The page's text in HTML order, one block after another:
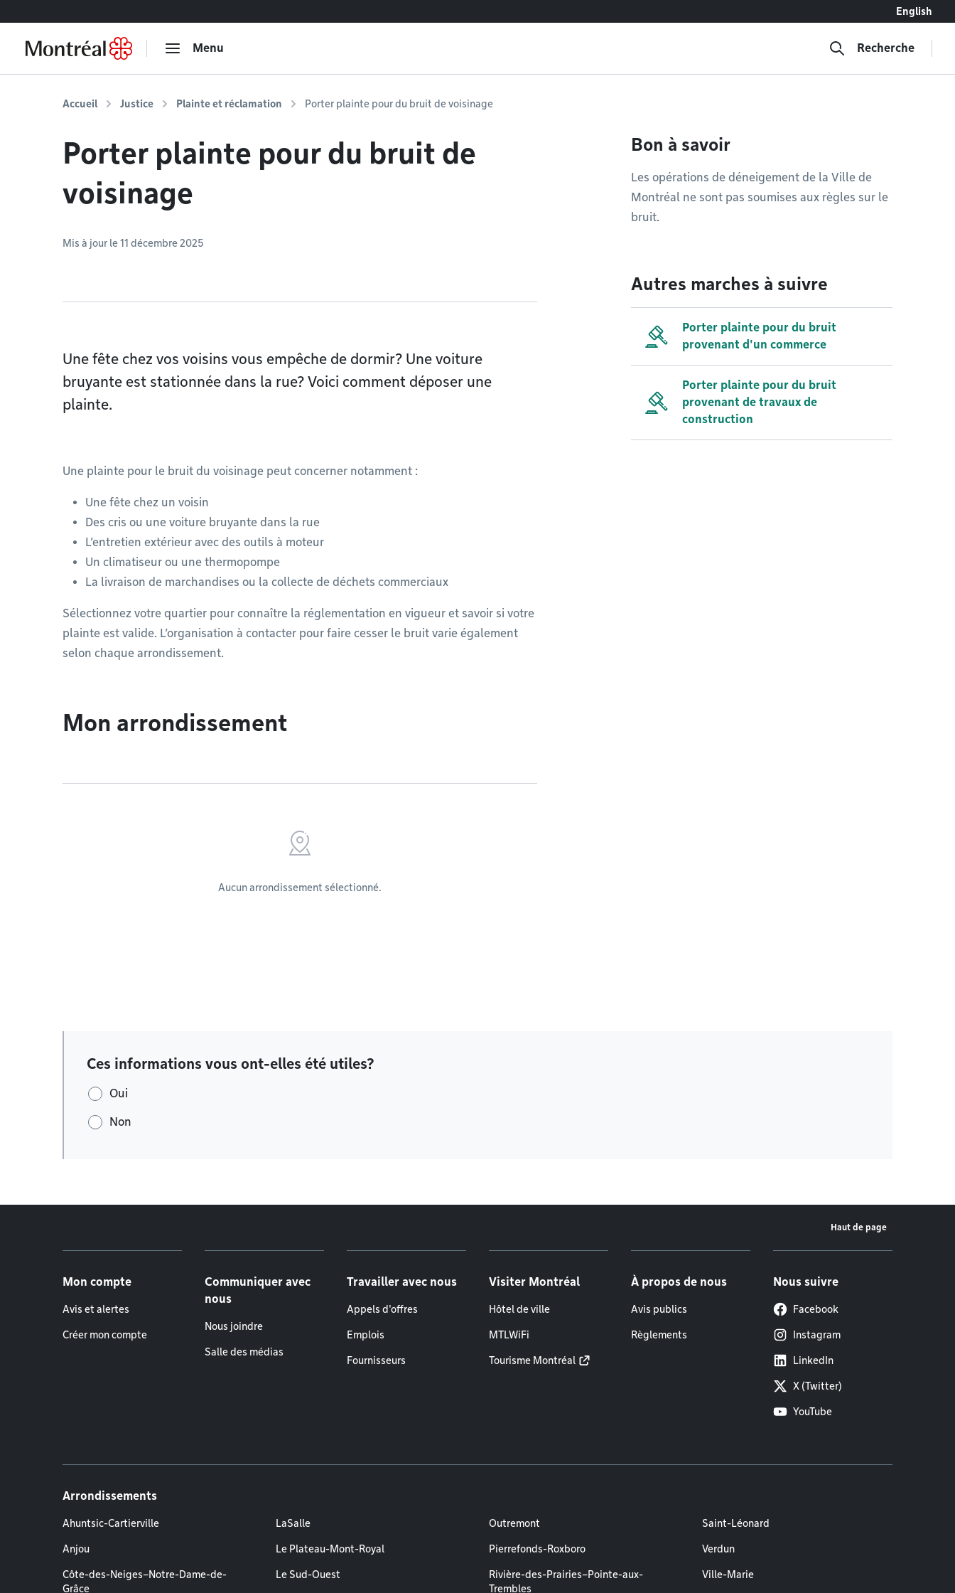
English
Menu Recherche
Accueil Justice Plainte et réclamation Porter plainte pour du bruit de voisinage
Porter plainte pour du bruit de
voisinage
Mis à jour le 11 décembre 2025
Une fête chez vos voisins vous empêche de dormir? Une voiture
bruyante est stationnée dans la rue? Voici comment déposer une
plainte.
Une plainte pour le bruit du voisinage peut concerner notamment :
Une fête chez un voisin
Des cris ou une voiture bruyante dans la rue
L’entretien extérieur avec des outils à moteur
Un climatiseur ou une thermopompe
La livraison de marchandises ou la collecte de déchets commerciaux
Sélectionnez votre quartier pour connaître la réglementation en vigueur et savoir si votre
plainte est valide. L’organisation à contacter pour faire cesser le bruit varie également
selon chaque arrondissement.
Mon arrondissement
Aucun arrondissement sélectionné.
Bon à savoir
Les opérations de déneigement de la Ville de
Montréal ne sont pas soumises aux règles sur le
bruit.
Autres marches à suivre
Porter plainte pour du bruit
provenant d'un commerce
Porter plainte pour du bruit
provenant de travaux de
construction
Ces informations vous ont-elles été utiles?
Oui
Non
Haut de page
Mon compte
Avis et alertes
Créer mon compte
Communiquer avec
nous
Nous joindre
Salle des médias
Travailler avec nous
Appels d'offres
Emplois
Fournisseurs
Visiter Montréal
Hôtel de ville
MTLWiFi
Tourisme Montréal
À propos de nous
Avis publics
Règlements
Nous suivre
Facebook
Instagram
LinkedIn
X (Twitter)
YouTube
Arrondissements
Ahuntsic-Cartierville
Anjou
Côte-des-Neiges–Notre-Dame-de-
Grâce
LaSalle
Le Plateau-Mont-Royal
Le Sud-Ouest
Outremont
Pierrefonds-Roxboro
Rivière-des-Prairies–Pointe-aux-
Trembles
Saint-Léonard
Verdun
Ville-Marie